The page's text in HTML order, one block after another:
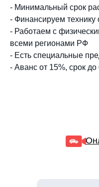
- Минимальный срок
- Финансируем технику
- Работаем с
всеми регионами РФ
- Есть специальные
- Аванс от 15%, срок